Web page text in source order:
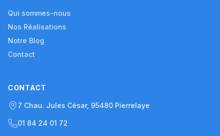
Qui sommes-nous
Nos Réalisations
Notre Blog
Contact
CONTACT
7 Chau. Jules César, 95480 Pierrelaye
01 84 24 01 72